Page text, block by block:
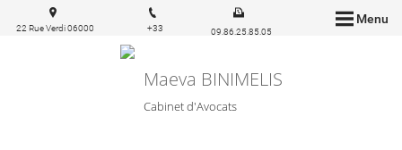
Menu
Maeva BINIMELIS
Cabinet d'Avocats
22 Rue Verdi 06000
+33
09.86.25.85.05